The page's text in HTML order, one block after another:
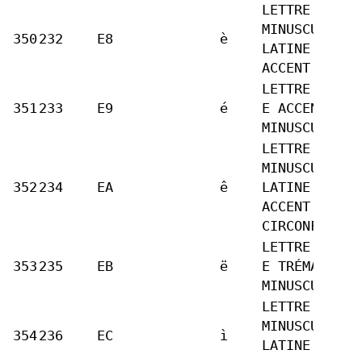
350232 E8 è
LETTRE
MINUSCULE
LATINE E
ACCENT GRAVE
351 233 E9 é
LETTRE
E ACCENT
MINUSCULE
352 234 EA ê
LETTRE
MINUSCULE
LATINE E
ACCENT
CIRCONFLEXE
353 235 EB ë
LETTRE
E TRÉMA
MINUSCULE
354236 EC ì
LETTRE
MINUSCULE
LATINE I